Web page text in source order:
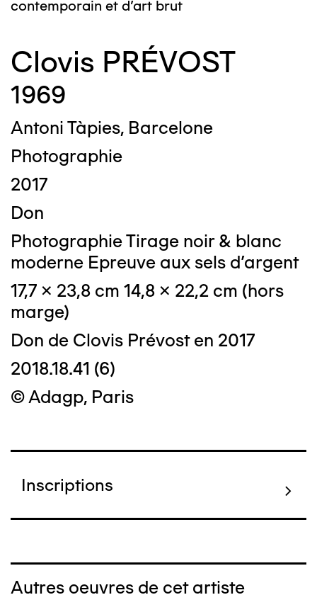
contemporain et d’art brut
Clovis PRÉVOST
1969
Antoni Tàpies, Barcelone
Photographie
2017
Don
Photographie Tirage noir & blanc
moderne Epreuve aux sels d'argent
17,7 x 23,8 cm 14,8 x 22,2 cm (hors
marge)
Don de Clovis Prévost en 2017
2018.18.41 (6)
© Adagp, Paris
Inscriptions
Autres oeuvres de cet artiste